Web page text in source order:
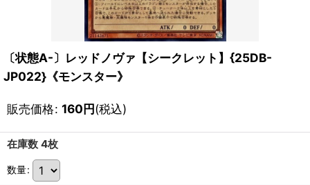
〔状態A-〕レッドノヴァ【シークレット】{25DB-
JP022}《モンスター》
販売価格: 160円(税込)
在庫数 4枚
数量: